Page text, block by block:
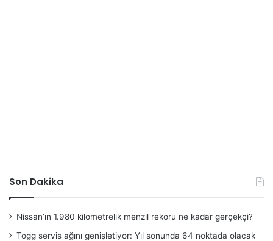
Son Dakika
Nissan’ın 1.980 kilometrelik menzil rekoru ne kadar gerçekçi?
Togg servis ağını genişletiyor: Yıl sonunda 64 noktada olacak